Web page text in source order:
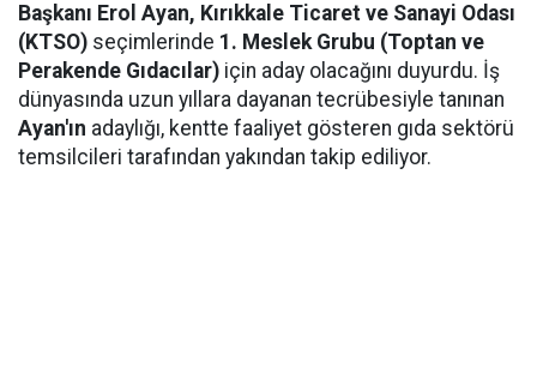
Başkanı Erol Ayan, Kırıkkale Ticaret ve Sanayi Odası
(KTSO) seçimlerinde 1. Meslek Grubu (Toptan ve
Perakende Gıdacılar) için aday olacağını duyurdu. İş
dünyasında uzun yıllara dayanan tecrübesiyle tanınan
Ayan'ın adaylığı, kentte faaliyet gösteren gıda sektörü
temsilcileri tarafından yakından takip ediliyor.